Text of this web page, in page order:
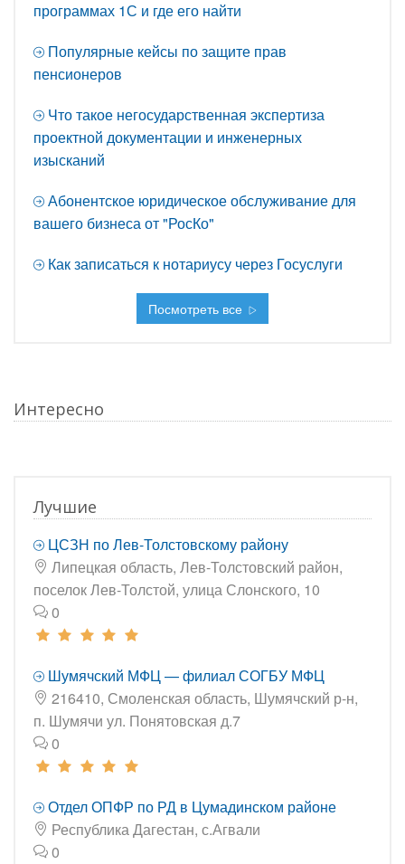
программах 1С и где его найти
Популярные кейсы по защите прав
пенсионеров
Что такое негосударственная экспертиза
проектной документации и инженерных
изысканий
Абонентское юридическое обслуживание для
вашего бизнеса от "РосКо"
Как записаться к нотариусу через Госуслуги
Посмотреть все
Интересно
Лучшие
ЦСЗН по Лев-Толстовскому району
Липецкая область, Лев-Толстовский район,
поселок Лев-Толстой, улица Слонского, 10
0
Шумячский МФЦ — филиал СОГБУ МФЦ
216410, Смоленская область, Шумячский р-н,
п. Шумячи ул. Понятовская д.7
0
Отдел ОПФР по РД в Цумадинском районе
Республика Дагестан, с.Агвали
0